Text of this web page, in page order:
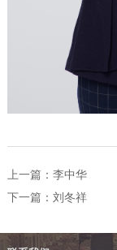
上一篇： 李中华
下一篇： 刘冬祥